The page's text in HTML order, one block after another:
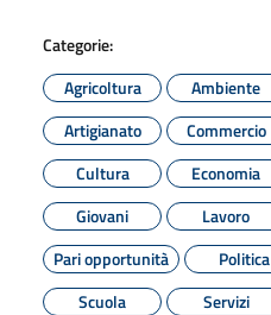
Categorie:
Agricoltura
Ambiente
Artigianato
Commercio
Cultura
Economia
Giovani
Lavoro
Pari opportunità
Politica
Scuola
Servizi